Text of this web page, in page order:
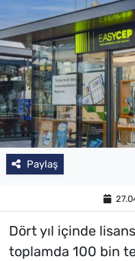
Paylaş
Dört yıl içinde
toplamda 100 bin
TV REHBERİ